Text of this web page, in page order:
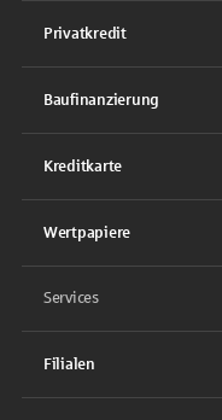
Privatkredit
Baufinanzierung
Kreditkarte
Wertpapiere
Services
Filialen